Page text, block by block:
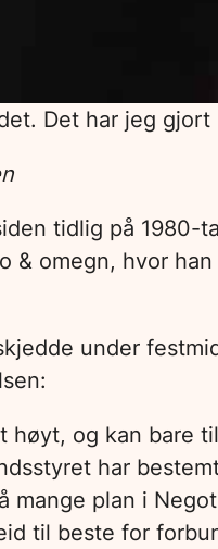
Det har jeg
tidlig på 1980-
omegn, hvor
under
høyt, og kan bare
har
mange plan i
til beste for